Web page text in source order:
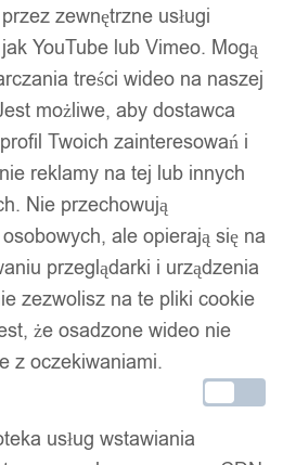
Sikorski
zewnętrzne usługi
YouTube lub Vimeo. Mogą
treści wideo na naszej
możliwe, aby dostawca
Twoich zainteresowań i
reklamy na tej lub innych
Nie przechowują
ale opierają się na
przeglądarki i urządzenia
zezwolisz na te pliki cookie
że osadzone wideo nie
z oczekiwaniami.
usług wstawiania